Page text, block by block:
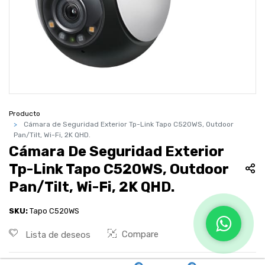
Producto
Cámara de Seguridad Exterior Tp-Link Tapo C520WS, Outdoor
Pan/Tilt, Wi-Fi, 2K QHD.
Cámara De Seguridad Exterior
Tp-Link Tapo C520WS, Outdoor
Pan/Tilt, Wi-Fi, 2K QHD.
SKU: Tapo C520WS
Lista de deseos Compare